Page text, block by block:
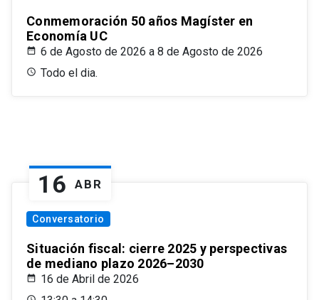
Conmemoración 50 años Magíster en
Economía UC
6 de Agosto de 2026 a 8 de Agosto de 2026
Todo el dia.
16 ABR
Conversatorio
Situación fiscal: cierre 2025 y perspectivas
de mediano plazo 2026–2030
16 de Abril de 2026